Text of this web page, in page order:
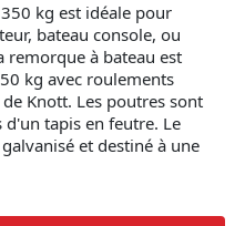
kg est idéale pour
bateau console, ou
remorque à bateau est
kg avec roulements
Knott. Les poutres sont
tapis en feutre. Le
et destiné à une